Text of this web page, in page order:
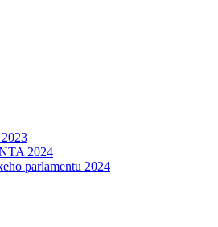
2024
parlamentu 2024